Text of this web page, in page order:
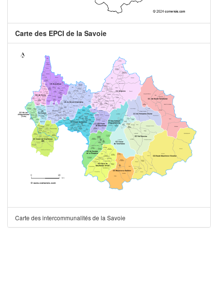
Carte des EPCI de la Savoie
Carte des intercommunalités de la Savoie